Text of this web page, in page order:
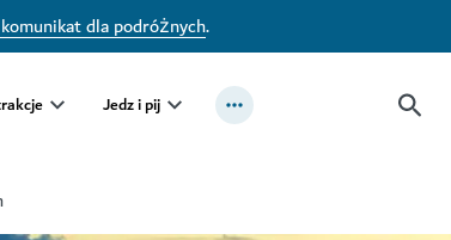
dla podróżnych.
Jedz i pij